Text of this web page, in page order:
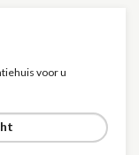
voor u